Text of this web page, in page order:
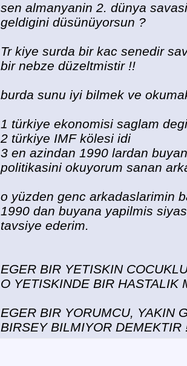
sen almanyanin 2. dünya
geldigini düsünüyorsun ?
Tr kiye surda bir kac senedir
bir nebze düzeltmistir !!
burda sunu iyi bilmek ve
1 türkiye ekonomisi saglam
2 türkiye IMF kölesi idi
3 en azindan 1990 lardan
politikasini okuyorum sanan
o yüzden genc arkadaslarimin
1990 dan buyana yapilmis
tavsiye ederim.
EGER BIR YETISKIN
O YETISKINDE BIR HASTALIK
EGER BIR YORUMCU, YAKIN
BIRSEY BILMIYOR DEMEKTIR